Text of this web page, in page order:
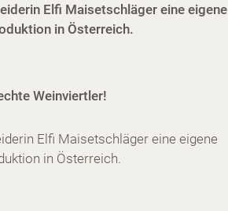
Elfi Maisetschläger eine eigene
in Österreich.
Weinviertler!
Elfi Maisetschläger eine eigene
in Österreich.